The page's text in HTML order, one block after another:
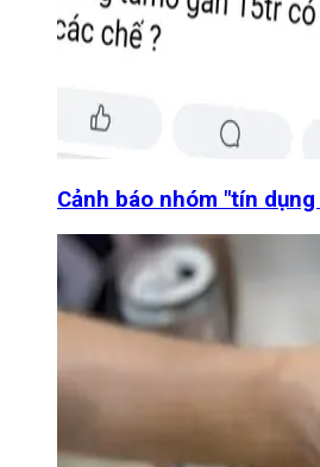
Cảnh báo nhóm "tín